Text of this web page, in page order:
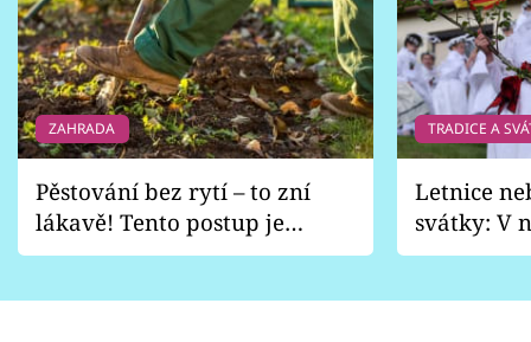
ZAHRADA
Pěstování bez rytí – to zní
lákavě! Tento postup je
vhodný jen pro některé
TRADICE A
Letnice
svátky: V
pondělí